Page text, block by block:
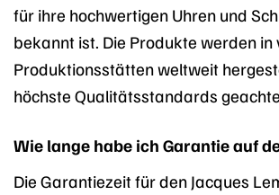
für ihre hochwertigen Uhren und
bekannt ist. Die Produkte werden in
Produktionsstätten weltweit
höchste Qualitätsstandards
Wie lange habe ich Garantie auf
Die Garantiezeit für den Jacques